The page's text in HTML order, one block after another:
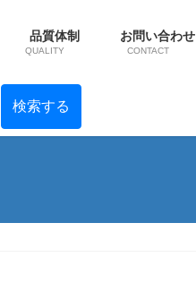
品質体制
QUALITY
お問い合わせ
CONTACT